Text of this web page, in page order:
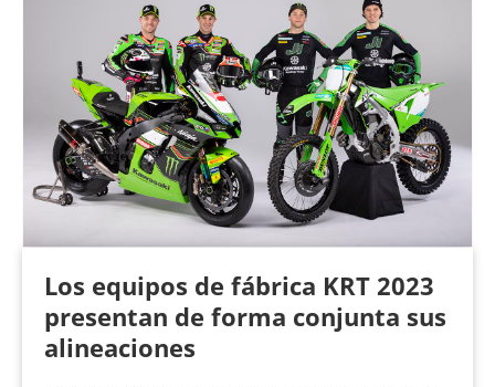
Los equipos de fábrica KRT 2023
presentan de forma conjunta sus
alineaciones